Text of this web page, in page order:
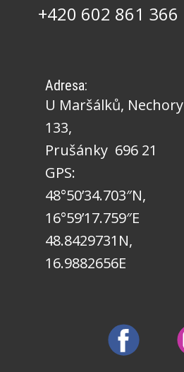
+420 602 861 366
Adresa:
U Maršálků, Nechory
133,
Prušánky 696 21
GPS:
48°50’34.703″N,
16°59’17.759″E
48.8429731N,
16.9882656E